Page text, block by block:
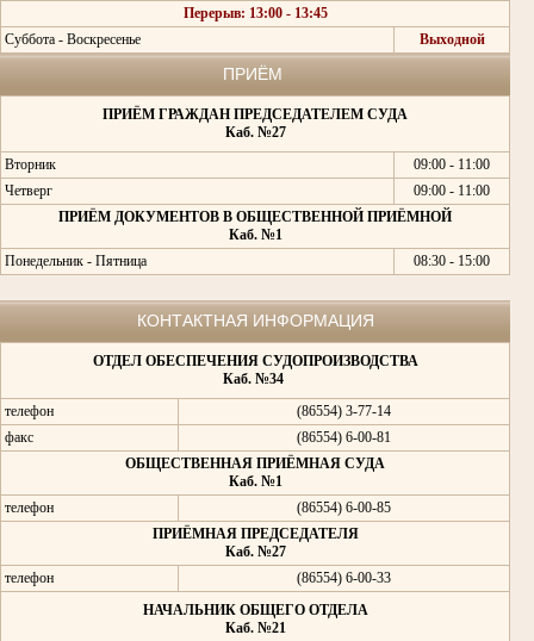
Перерыв: 13:00 - 13:45
Суббота - Воскресенье
Выходной
ПРИЁМ
ПРИЁМ ГРАЖДАН ПРЕДСЕДАТЕЛЕМ СУДА
Каб. №27
Вторник
09:00 - 11:00
Четверг
09:00 - 11:00
ПРИЁМ ДОКУМЕНТОВ В ОБЩЕСТВЕННОЙ ПРИЁМНОЙ
Каб. №1
Понедельник - Пятница
08:30 - 15:00
КОНТАКТНАЯ ИНФОРМАЦИЯ
ОТДЕЛ ОБЕСПЕЧЕНИЯ СУДОПРОИЗВОДСТВА
Каб. №34
телефон
(86554) 3-77-14
факс
(86554) 6-00-81
ОБЩЕСТВЕННАЯ ПРИЁМНАЯ СУДА
Каб. №1
телефон
(86554) 6-00-85
ПРИЁМНАЯ ПРЕДСЕДАТЕЛЯ
Каб. №27
телефон
(86554) 6-00-33
НАЧАЛЬНИК ОБЩЕГО ОТДЕЛА
Каб. №21